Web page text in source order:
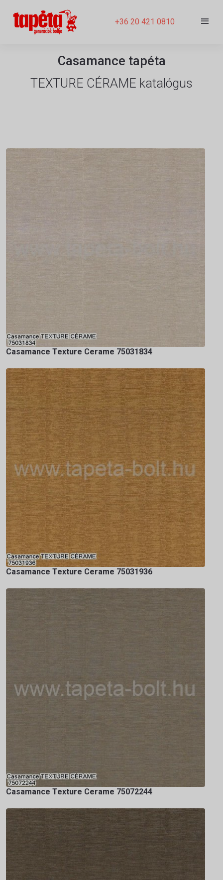
+36 20 421 0810
Casamance tapéta
TEXTURE CÉRAME katalógus
Casamance Texture Cerame 75031834
Casamance Texture Cerame 75031936
Casamance Texture Cerame 75072244